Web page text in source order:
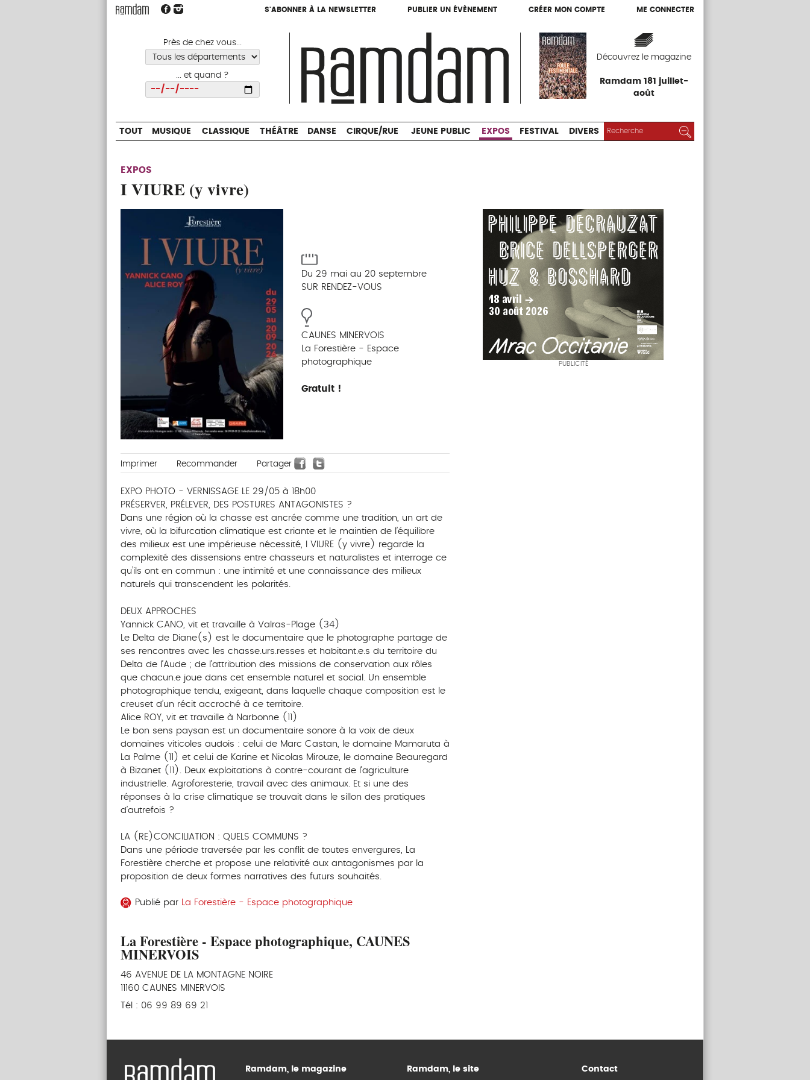
S'ABONNER À LA NEWSLETTER PUBLIER UN ÉVÈNEMENT CRÉER MON COMPTE ME CONNECTER
Près de chez vous...
... et quand ?
Découvrez le magazine
Ramdam 181 juillet-
août
S'ABONNER À LA NEWSLETTER PUBLIER UN ÉVÈNEMENT CRÉER MON COMPTE ME CONNECTER
CIRQUE/RUE JEUNE PUBLIC EXPOS
TOUT MUSIQUE CLASSIQUE THÉÂTRE DANSE CIRQUE/RUE JEUNE PUBLIC EXPOS FESTIVAL DIVERS RECHERCHER :
EXPOS
I VIURE (y vivre)
Du 29 mai au 20 septembre
SUR RENDEZ-VOUS
CAUNES MINERVOIS
La Forestière - Espace
photographique
Gratuit !
Imprimer Recommander Partager
EXPO PHOTO - VERNISSAGE LE 29/05 à 18h00
PRÉSERVER, PRÉLEVER, DES POSTURES ANTAGONISTES ?
Dans une région où la chasse est ancrée comme une tradition, un art de
vivre, où la bifurcation climatique est criante et le maintien de l’équilibre
des milieux est une impérieuse nécessité, I VIURE (y vivre) regarde la
complexité des dissensions entre chasseurs et naturalistes et interroge ce
qu’ils ont en commun : une intimité et une connaissance des milieux
naturels qui transcendent les polarités.
DEUX APPROCHES
Yannick CANO, vit et travaille à Valras-Plage (34)
Le Delta de Diane(s) est le documentaire que le photographe partage de
ses rencontres avec les chasse.urs.resses et habitant.e.s du territoire du
Delta de l’Aude ; de l’attribution des missions de conservation aux rôles
que chacun.e joue dans cet ensemble naturel et social. Un ensemble
photographique tendu, exigeant, dans laquelle chaque composition est le
creuset d’un récit accroché à ce territoire.
Alice ROY, vit et travaille à Narbonne (11)
Le bon sens paysan est un documentaire sonore à la voix de deux
domaines viticoles audois : celui de Marc Castan, le domaine Mamaruta à
La Palme (11) et celui de Karine et Nicolas Mirouze, le domaine Beauregard
à Bizanet (11). Deux exploitations à contre-courant de l’agriculture
industrielle. Agroforesterie, travail avec des animaux. Et si une des
réponses à la crise climatique se trouvait dans le sillon des pratiques
d’autrefois ?
LA (RE)CONCILIATION : QUELS COMMUNS ?
Dans une période traversée par les conflit de toutes envergures, La
Forestière cherche et propose une relativité aux antagonismes par la
proposition de deux formes narratives des futurs souhaités.
Publié par La Forestière - Espace photographique
La Forestière - Espace photographique, CAUNES
MINERVOIS
46 AVENUE DE LA MONTAGNE NOIRE
11160 CAUNES MINERVOIS
Tél : 06 99 89 69 21
PUBLICITÉ
Ramdam, le magazine Ramdam, le site Contact